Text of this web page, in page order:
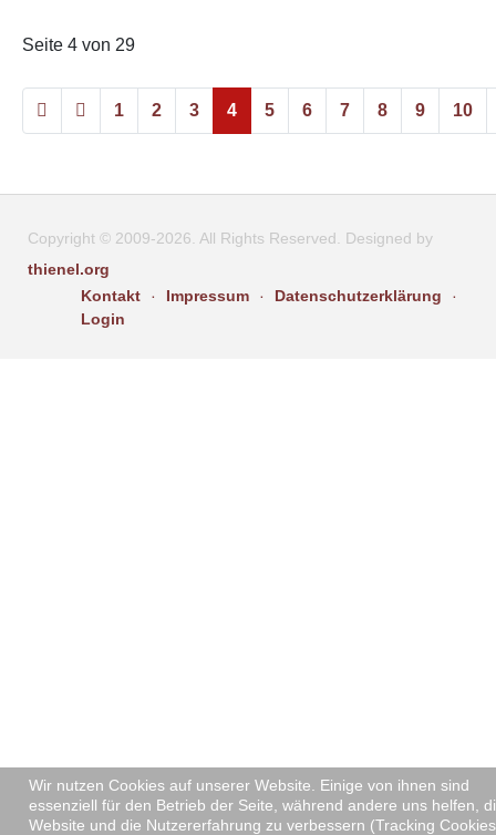
Seite 4 von 29
1 2 3 4 5 6 7 8 9 10
Copyright © 2009-2026. All Rights Reserved. Designed by
thienel.org
Kontakt
Impressum
Datenschutzerklärung
Login
Wir nutzen Cookies auf unserer Website. Einige von ihnen sind
essenziell für den Betrieb der Seite, während andere uns helfen,
Website und die Nutzererfahrung zu verbessern (Tracking